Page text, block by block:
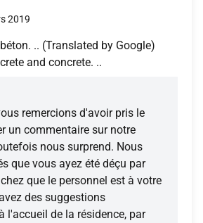
2019
.. (Translated by Google)
and concrete. ..
remercions d'avoir pris le
un commentaire sur notre
nous surprend. Nous
que vous ayez été déçu par
que le personnel est à votre
des suggestions
l'accueil de la résidence, par